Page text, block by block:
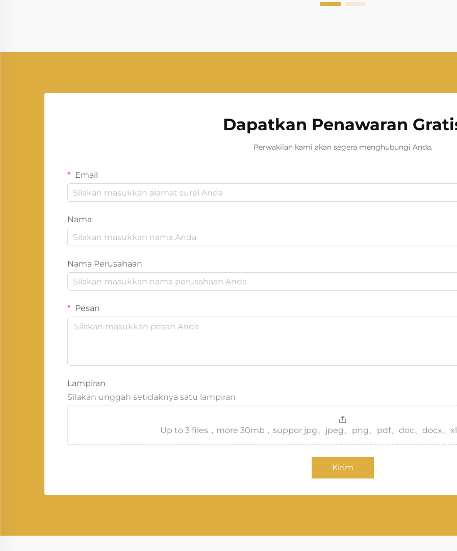
Dapatkan Penawaran
Perwakilan kami akan segera menghubungi Anda.
Email
Nama
Nama Perusahaan
Pesan
Lampiran
Silakan unggah setidaknya satu lampiran
Up to 3 files，more 30mb，suppor jpg、jpeg、png、pdf、doc、docx、
Kirim